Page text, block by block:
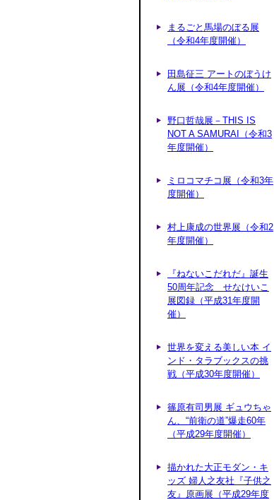
まるごと馬場のぼる展
（令和4年度開催）
田島征三 アートのぼうけ
ん展（令和4年度開催）
野口哲哉展－THIS IS
NOT A SAMURAI（令和3
年度開催）
ミロコマチコ展（令和3年
度開催）
村上康成の世界展（令和2
年度開催）
『ねないこだれだ』誕生
50周年記念 せなけいこ
展図録（平成31年度開
催）
世界を変える美しい本 イ
ンド・タラブックスの挑
戦（平成30年度開催）
篠原有司男展 ギュウちゃ
ん、“前衛の道”爆走60年
（平成29年度開催）
描かれた大正モダン・キ
ッズ 婦人之友社『子供之
友』原画展（平成29年度